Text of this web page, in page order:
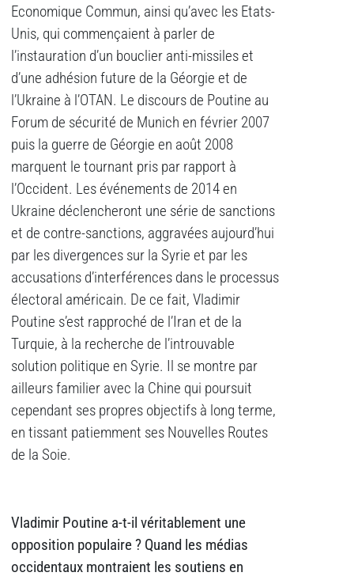
Economique Commun, ainsi qu’avec les Etats-
Unis, qui commençaient à parler de
l’instauration d’un bouclier anti-missiles et
d’une adhésion future de la Géorgie et de
l’Ukraine à l’OTAN. Le discours de Poutine au
Forum de sécurité de Munich en février 2007
puis la guerre de Géorgie en août 2008
marquent le tournant pris par rapport à
l’Occident. Les événements de 2014 en
Ukraine déclencheront une série de sanctions
et de contre-sanctions, aggravées aujourd’hui
par les divergences sur la Syrie et par les
accusations d’interférences dans le processus
électoral américain. De ce fait, Vladimir
Poutine s’est rapproché de l’Iran et de la
Turquie, à la recherche de l’introuvable
solution politique en Syrie. Il se montre par
ailleurs familier avec la Chine qui poursuit
cependant ses propres objectifs à long terme,
en tissant patiemment ses Nouvelles Routes
de la Soie.
Vladimir Poutine a-t-il véritablement une
opposition populaire ? Quand les médias
occidentaux montraient les soutiens en